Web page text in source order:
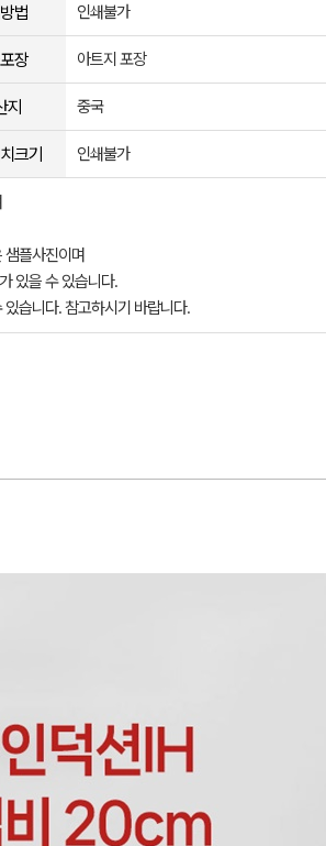
법 인쇄불가
장 아트지 포장
지 중국
크기 인쇄불가
플사진이며
있을 수 있습니다.
습니다. 참고하시기 바랍니다.